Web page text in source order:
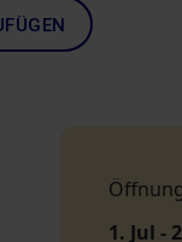
1. Jul -